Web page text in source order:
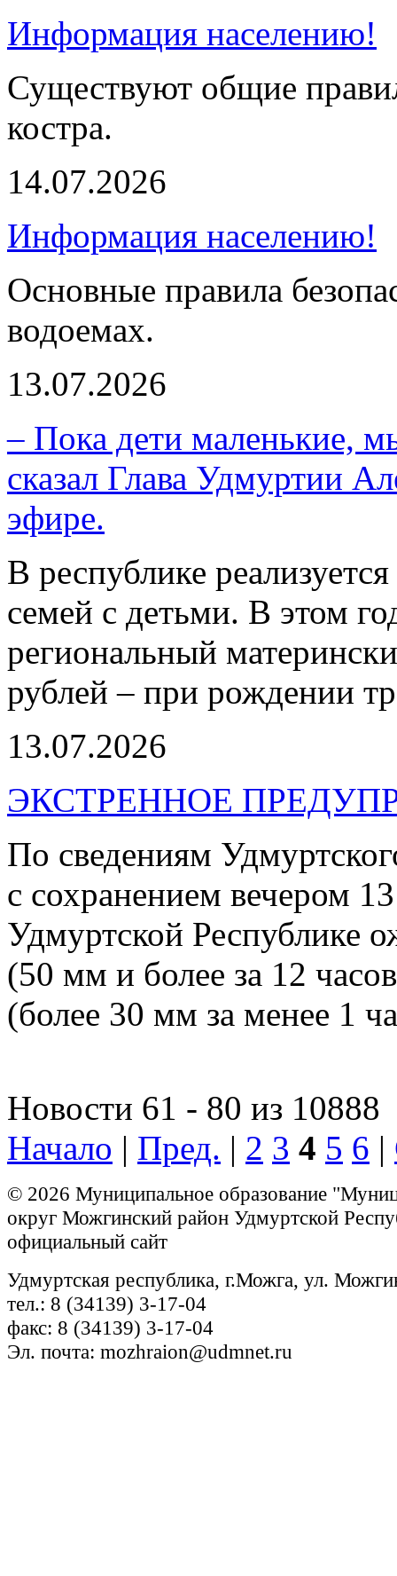
Информация населению!
Существуют общие
костра.
14.07.2026
Информация населению!
Основные правила
водоемах.
13.07.2026
– Пока дети маленькие,
сказал Глава Удмуртии
эфире.
В республике
семей с детьми. В этом
региональный
рублей – при рождении
13.07.2026
ЭКСТРЕННОЕ
По сведениям
с сохранением вечером
Удмуртской Республике
(50 мм и более за 12
(более 30 мм за менее 1
Новости 61 - 80 из 10888
Начало | Пред. | 2 3 4 5 6 |
© 2026 Муниципальное образование
округ Можгинский район Удмуртской
официальный сайт
Удмуртская республика, г.Можга, ул.
тел.: 8 (34139) 3-17-04
факс: 8 (34139) 3-17-04
Эл. почта: mozhraion@udmnet.ru